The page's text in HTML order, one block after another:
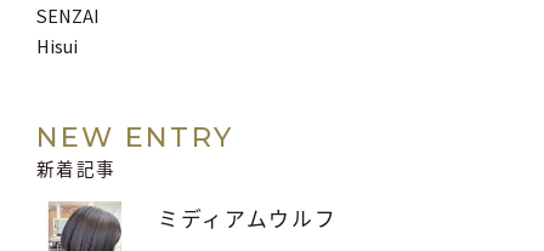
SENZAI
Hisui
NEW ENTRY
新着記事
ミディアムウルフ